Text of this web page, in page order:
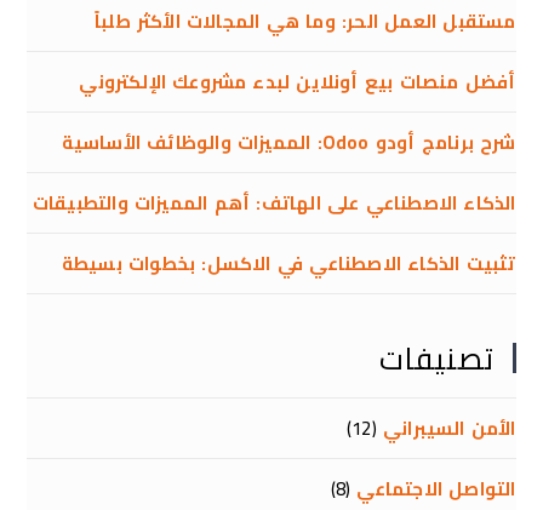
مستقبل العمل الحر: وما هي المجالات الأكثر طلباً
أفضل منصات بيع أونلاين لبدء مشروعك الإلكتروني
شرح برنامج أودو Odoo: المميزات والوظائف الأساسية
الذكاء الاصطناعي على الهاتف: أهم المميزات والتطبيقات
تثبيت الذكاء الاصطناعي في الاكسل: بخطوات بسيطة
تصنيفات
الأمن السيبراني (12)
التواصل الاجتماعي (8)